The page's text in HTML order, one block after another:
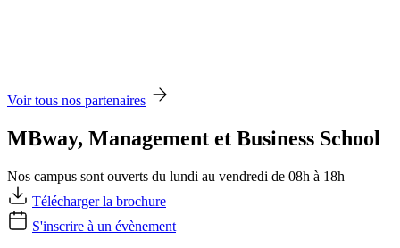
Voir tous nos partenaires
MBway, Management et Business School
Nos campus sont ouverts du lundi au vendredi de 08h à 18h
Télécharger la brochure
S'inscrire à un évènement